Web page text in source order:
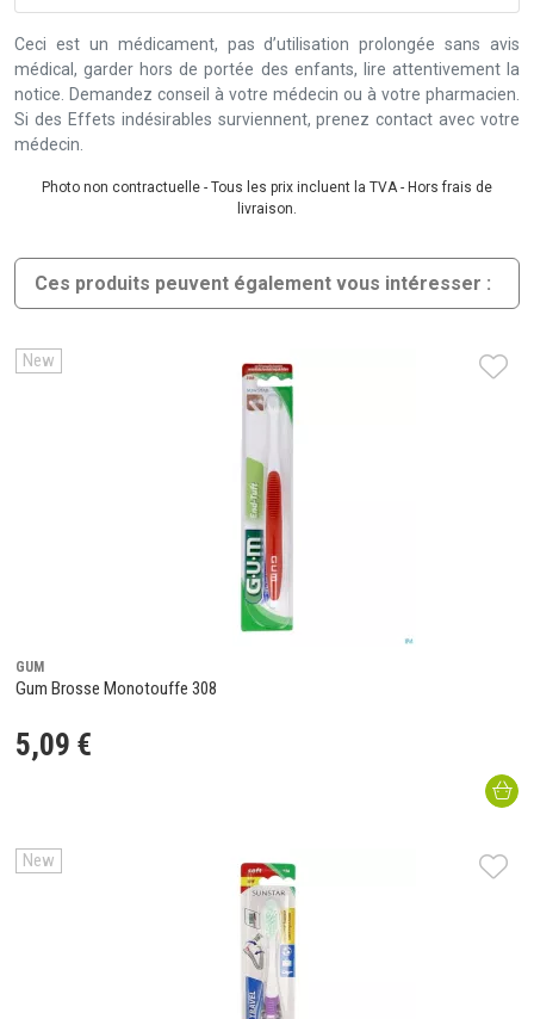
Ceci est un médicament, pas d’utilisation prolongée sans avis
médical, garder hors de portée des enfants, lire attentivement la
notice. Demandez conseil à votre médecin ou à votre pharmacien.
Si des Effets indésirables surviennent, prenez contact avec votre
médecin.
Photo non contractuelle - Tous les prix incluent la TVA - Hors frais de
livraison.
Ces produits peuvent également vous intéresser :
New
GUM
Gum Brosse Monotouffe 308
5,09 €
New